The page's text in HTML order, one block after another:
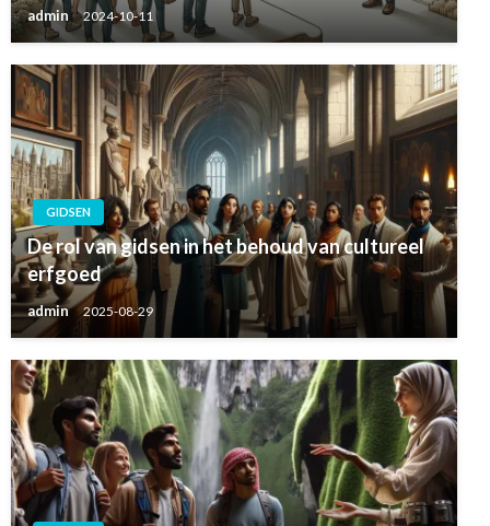
admin 2024-10-11
GIDSEN
De rol van gidsen in het behoud van cultureel
erfgoed
admin 2025-08-29